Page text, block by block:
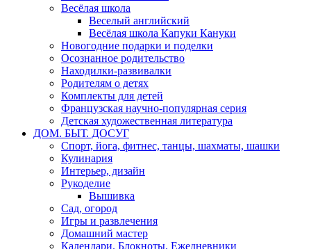
Весёлая школа
Веселый английский
Весёлая школа Капуки Кануки
Новогодние подарки и поделки
Осознанное родительство
Находилки-развивалки
Родителям о детях
Комплекты для детей
Французская научно-популярная серия
Детская художественная литература
ДОМ. БЫТ. ДОСУГ
Спорт, йога, фитнес, танцы, шахматы, шашки
Кулинария
Интерьер, дизайн
Рукоделие
Вышивка
Сад, огород
Игры и развлечения
Домашний мастер
Календари. Блокноты. Ежедневники